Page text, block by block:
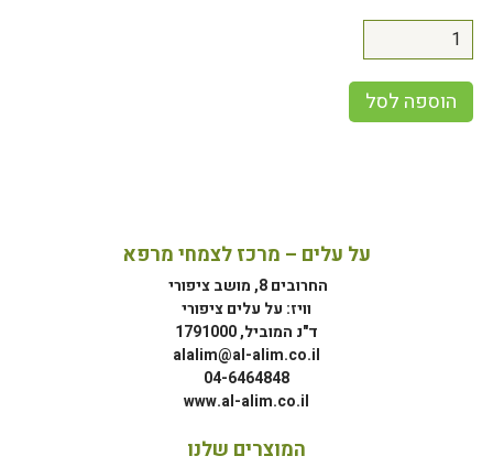
הוספה לסל
על עלים – מרכז לצמחי מרפא
החרובים 8, מושב ציפורי
וויז: על עלים ציפורי
ד"נ המוביל, 1791000
alalim@al-alim.co.il
04-6464848
www.al-alim.co.il
המוצרים שלנו